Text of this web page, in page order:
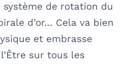
de rotation du
d’or… Cela va bien
et embrasse
sur tous les